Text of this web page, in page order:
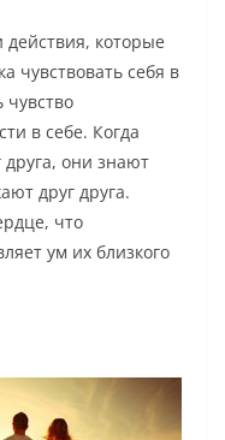
которые
чувствовать себя в
чувство
в себе. Когда
они знают
друг друга.
что
ум их близкого